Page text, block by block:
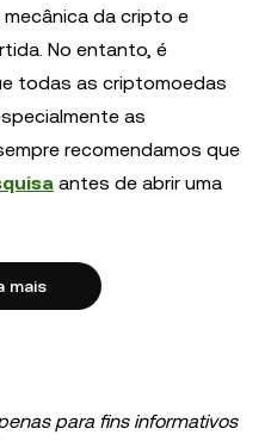
da cripto e
No entanto, é
todas as criptomoedas
as
recomendamos que
antes de abrir uma
mais
para fins informativos